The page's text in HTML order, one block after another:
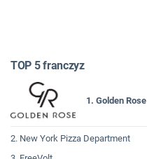
TOP 5 franczyz
1. Golden Rose
2. New York Pizza Department